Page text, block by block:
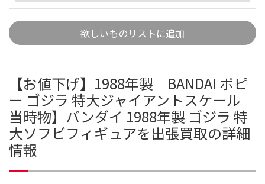
欲しいものリストに追加
【お値下げ】1988年製 BANDAI ポピ
ー ゴジラ 特大ジャイアントスケール
当時物】バンダイ 1988年製 ゴジラ 特
大ソフビフィギュアを出張買取の詳細
情報